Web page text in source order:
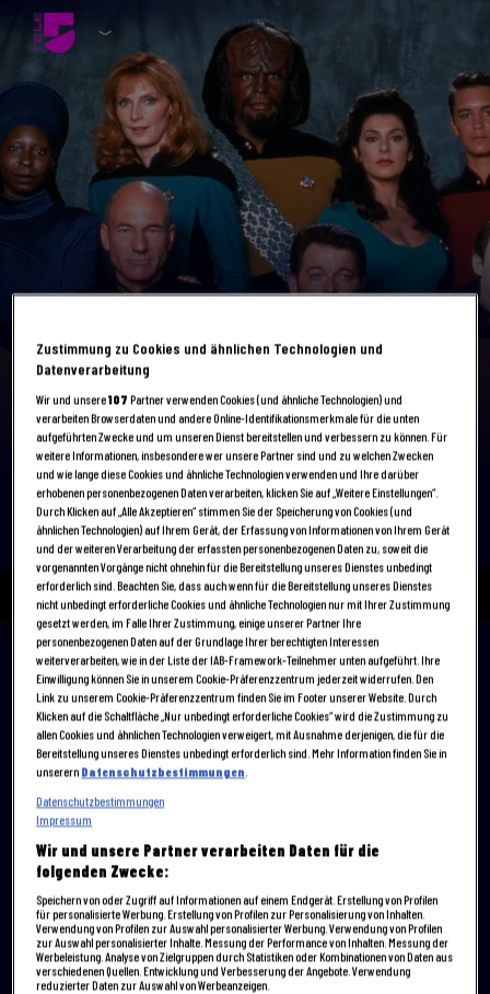
a
Dieser Inhalt ist in Deinem Land leider nicht verfügbar.
Apologies, but this content is not available in your country.
MO - FR AB 15:15 & 18:10 UHR IM TV, DANACH ONLINE
Star Trek - Das nächste Jahrhundert
STAFFELN Star Trek Serien
100 Jahre nach Captain KirkEine neue Generation wagemutiger
Weltraumhelden wird in die Weiten des Alls ausgesan...
+ Mehr
: E8 | 43min | Wiedervereinigung? - Teil 2 |
Jetzt ansehen
Staffel 5 Alle Videos zur Sendung
Wiedervereinigung? - Teil 2
E8 43 min
Wiedervereinigung? - Teil 1
E7
Zustimmung zu Cookies und ähnlichen Technologien und
Datenverarbeitung
Wir und unsere107 Partner verwenden Cookies (und ähnliche Technologien) und
verarbeiten Browserdaten und andere Online-Identifikationsmerkmale für die unten
aufgeführten Zwecke und um unseren Dienst bereitstellen und verbessern zu können. Für
weitere Informationen, insbesondere wer unsere Partner sind und zu welchen Zwecken
und wie lange diese Cookies und ähnliche Technologien verwenden und Ihre darüber
erhobenen personenbezogenen Daten verarbeiten, klicken Sie auf „Weitere Einstellungen“.
Durch Klicken auf „Alle Akzeptieren“ stimmen Sie der Speicherung von Cookies (und
ähnlichen Technologien) auf Ihrem Gerät, der Erfassung von Informationen von Ihrem Gerät
und der weiteren Verarbeitung der erfassten personenbezogenen Daten zu, soweit die
vorgenannten Vorgänge nicht ohnehin für die Bereitstellung unseres Dienstes unbedingt
erforderlich sind. Beachten Sie, dass auch wenn für die Bereitstellung unseres Dienstes
nicht unbedingt erforderliche Cookies und ähnliche Technologien nur mit Ihrer Zustimmung
gesetzt werden, im Falle Ihrer Zustimmung, einige unserer Partner Ihre
personenbezogenen Daten auf der Grundlage Ihrer berechtigten Interessen
weiterverarbeiten, wie in der Liste der IAB-Framework-Teilnehmer unten aufgeführt. Ihre
Einwilligung können Sie in unserem Cookie-Präferenzzentrum jederzeit widerrufen. Den
Link zu unserem Cookie-Präferenzzentrum finden Sie im Footer unserer Website. Durch
Klicken auf die Schaltfläche „Nur unbedingt erforderliche Cookies“ wird die Zustimmung zu
allen Cookies und ähnlichen Technologien verweigert, mit Ausnahme derjenigen, die für die
Bereitstellung unseres Dienstes unbedingt erforderlich sind. Mehr Information finden Sie in
unserern Datenschutzbestimmungen
Datenschutzbestimmungen
Impressum
Wir und unsere Partner verarbeiten Daten für die
folgenden Zwecke:
Speichern von oder Zugriff auf Informationen auf einem Endgerät. Erstellung von Profilen
für personalisierte Werbung. Erstellung von Profilen zur Personalisierung von Inhalten.
Verwendung von Profilen zur Auswahl personalisierter Werbung. Verwendung von Profilen
zur Auswahl personalisierter Inhalte. Messung der Performance von Inhalten. Messung der
Werbeleistung. Analyse von Zielgruppen durch Statistiken oder Kombinationen von Daten aus
verschiedenen Quellen. Entwicklung und Verbesserung der Angebote. Verwendung
reduzierter Daten zur Auswahl von Werbeanzeigen.